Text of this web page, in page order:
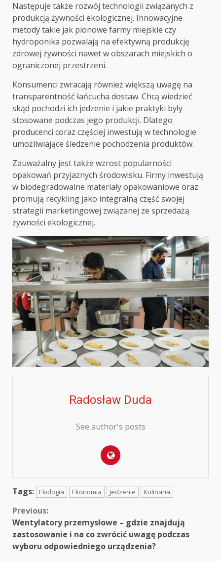
Następuje także rozwój technologii związanych z
produkcją żywności ekologicznej. Innowacyjne
metody takie jak pionowe farmy miejskie czy
hydroponika pozwalają na efektywną produkcję
zdrowej żywności nawet w obszarach miejskich o
ograniczonej przestrzeni.
Konsumenci zwracają również większą uwagę na
transparentność łańcucha dostaw. Chcą wiedzieć
skąd pochodzi ich jedzenie i jakie praktyki były
stosowane podczas jego produkcji. Dlatego
producenci coraz częściej inwestują w technologie
umożliwiające śledzenie pochodzenia produktów.
Zauważalny jest także wzrost popularności
opakowań przyjaznych środowisku. Firmy inwestują
w biodegradowalne materiały opakowaniowe oraz
promują recykling jako integralną część swojej
strategii marketingowej związanej ze sprzedażą
żywności ekologicznej.
Radosław Duda
See author's posts
Tags: Ekologia Ekonomia Jedzenie Kulinaria
Continue
Reading
Previous:
Wentylatory przemysłowe – gdzie znajdują
zastosowanie i na co zwrócić uwagę podczas
wyboru odpowiedniego urządzenia?